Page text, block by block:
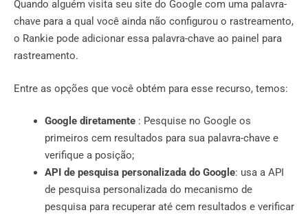
Quando alguém visita seu site do Google com uma palavra-
chave para a qual você ainda não configurou o rastreamento,
o Rankie pode adicionar essa palavra-chave ao painel para
rastreamento.
Entre as opções que você obtém para esse recurso, temos:
Google diretamente : Pesquise no Google os
primeiros cem resultados para sua palavra-chave e
verifique a posição;
API de pesquisa personalizada do Google: usa a API
de pesquisa personalizada do mecanismo de
pesquisa para recuperar até cem resultados e verificar